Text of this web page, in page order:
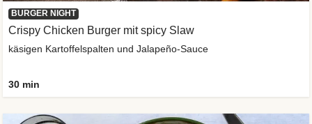
BURGER NIGHT
Crispy Chicken Burger mit spicy Slaw
käsigen Kartoffelspalten und Jalapeño-Sauce
30 min